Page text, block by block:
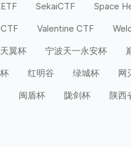
SekaiCTF
Space
Valentine CTF
天翼杯 宁波天一永安杯
红明谷 绿城杯
网
闽盾杯 陇剑杯 陕西